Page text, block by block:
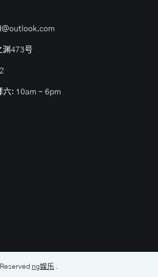
渊473号
六: 10am - 6pm
ng娱乐